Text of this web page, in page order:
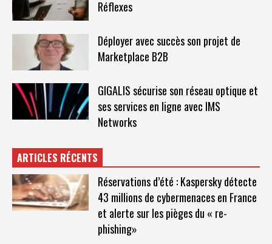
Réflexes
Déployer avec succès son projet de
Marketplace B2B
GIGALIS sécurise son réseau optique et
ses services en ligne avec IMS
Networks
ARTICLES RÉCENTS
Réservations d’été : Kaspersky détecte
43 millions de cybermenaces en France
et alerte sur les pièges du « re-
phishing»